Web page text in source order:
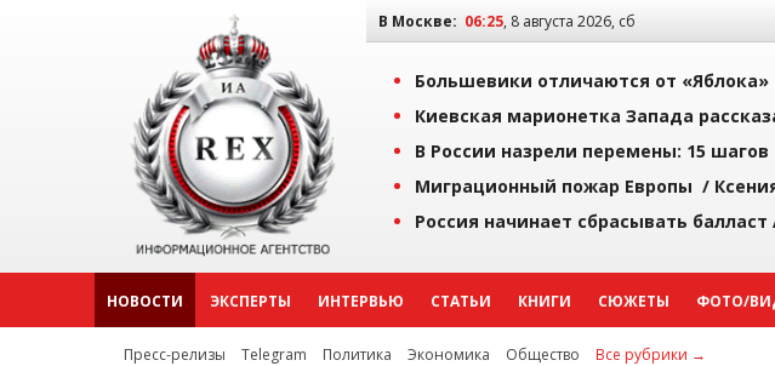
В Москве: 06:25, 8 августа 2026, сб
Большевики отличаются от
Киевская марионетка Запада
В России назрели перемены: 15
Миграционный пожар Европы /
Россия начинает сбрасывать
НОВОСТИ ЭКСПЕРТЫ ИНТЕРВЬЮ СТАТЬИ КНИГИ СЮЖЕТЫ ФОТО/
Пресс-релизы Telegram Политика Экономика Общество Все рубрики →